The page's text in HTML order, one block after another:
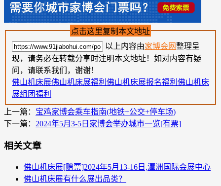
点击这里复制本文地址
以上内容由家博会网整理呈
现，请务必在转载分享时注明本文地址！如对内容有疑
问，请联系我们，谢谢！
佛山机床展佛山机床展福利 佛山机床展报名福利 佛山机床
展组团福利
上一篇： 宝鸡家博会乘车指南(地铁+公交+停车场)
下一篇： 2024年5月3-5日家博会举办城市一览[有票]
相关文章
佛山机床展[赠票]2024年5月13-16日,潭洲国际会展中心
佛山机床展有什么展出品类？